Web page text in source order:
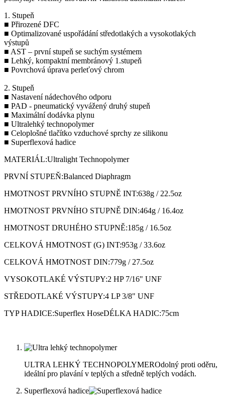
1. Stupeň
■ Přirozené DFC
■ Optimalizované uspořádání středotlakých a vysokotlakých
výstupů
■ AST – první stupeň se suchým systémem
■ Lehký, kompaktní membránový 1.stupeň
■ Povrchová úprava perleťový chrom
2. Stupeň
■ Nastavení nádechového odporu
■ PAD - pneumatický vyvážený druhý stupeň
■ Maximální dodávka plynu
■ Ultralehký technopolymer
■ Celoplošné tlačítko vzduchové sprchy ze silikonu
■ Superflexová hadice
MATERIÁL:Ultralight Technopolymer
PRVNÍ STUPEŇ:Balanced Diaphragm
HMOTNOST PRVNÍHO STUPNĚ INT:638g / 22.5oz
HMOTNOST PRVNÍHO STUPNĚ DIN:464g / 16.4oz
HMOTNOST DRUHÉHO STUPNĚ:185g / 16.5oz
CELKOVÁ HMOTNOST (G) INT:953g / 33.6oz
CELKOVÁ HMOTNOST DIN:779g / 27.5oz
VYSOKOTLAKÉ VÝSTUPY:2 HP 7/16" UNF
STŘEDOTLAKÉ VÝSTUPY:4 LP 3/8" UNF
TYP HADICE:Superflex HoseDÉLKA HADIC:75cm
ULTRA LEHKÝ TECHNOPOLYMEROdolný proti oděru,
ideální pro plavání v teplých a středně teplých vodách.
Superflexová hadice